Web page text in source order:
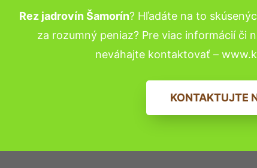
Rez jadrovín Šamorín? Hľadáte na to
za rozumný peniaz? Pre viac informácií či
neváhajte kontaktovať –
KONTAKTUJTE